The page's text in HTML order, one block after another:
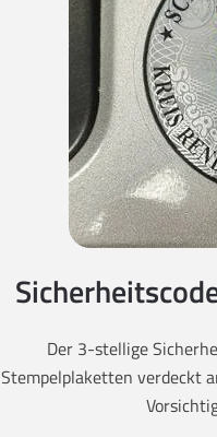
Der 3-stellige
Stempelplaketten verdeckt